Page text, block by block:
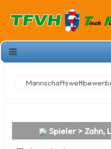
Spieler > Zahn,